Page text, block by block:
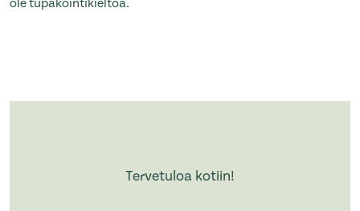
ole tupakointikieltoa.
Tervetuloa kotiin!